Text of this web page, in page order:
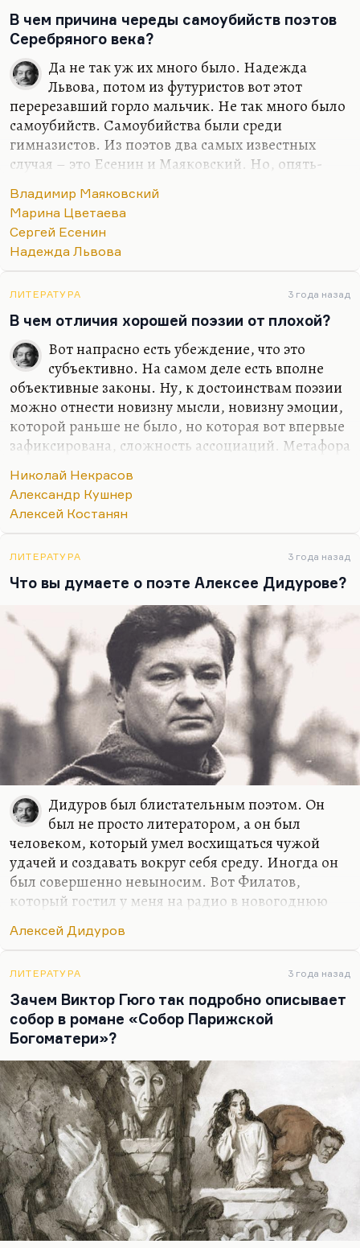
равным, может быть, Цветаевой. Но в силу
долгой болезни, необходимости значительную
часть детства провести просто в неподвижности,
отвращения к собственной внешности и
биографии она была таким человеком, который…
В чем причина череды самоубийств поэтов
Серебряного века?
Да не так уж их много было. Надежда
Львова, потом из футуристов вот этот
перерезавший горло мальчик. Не так много было
самоубийств. Самоубийства были среди
гимназистов. Из поэтов два самых известных
случая – это Есенин и Маяковский. Но, опять-
реже кончают с собой, нежели их поклонники.
Поэт собой дорожит.; он, как говорил Батюшков,
несет на голове драгоценный сосуд. Поэтому мне
кажется, что риск самоубийства выше у человека,
сказать нельзя. Поэт себе ценит и ценит, может,
чересчур. И с этим связаны попытки поэта себя
уберечь.
Это Галич все очень обижался на строчку
Окуджавы:«Берегите нас, поэты,…
Владимир Маяковский
Марина Цветаева
Сергей Есенин
Надежда Львова
ЛИТЕРАТУРА 3 года назад
В чем отличия хорошей поэзии от плохой?
Вот напрасно есть убеждение, что это
субъективно. На самом деле есть вполне
объективные законы. Ну, к достоинствам поэзии
можно отнести новизну мысли, новизну эмоции,
которой раньше не было, но которая вот впервые
зафиксирована, сложность ассоциаций. Метафора
достоинством.
Как-то у нас случилась довольно
Костаняном, одним из лучших издателей и
редакторов Москвы. Костанян утверждает, что
Некрасов слабый поэт.«Тютчев и Фет вот спасали
честь русской литературы, а Некрасов — нет, потому
что Некрасов поэт без метафор. Назовите хоть одну
его метафору» . Ну, хорошо. Если захочу — назову.
«Сотнями игл…
Николай Некрасов
Александр Кушнер
Алексей Костанян
ЛИТЕРАТУРА 3 года назад
Что вы думаете о поэте Алексее Дидурове?
Дидуров был блистательным поэтом. Он
был не просто литератором, а он был
человеком, который умел восхищаться чужой
удачей и создавать вокруг себя среду. Иногда он
был совершенно невыносим. Вот Филатов,
который гостил у меня на радио в новогоднюю
прелестный поэт, он с Дидуровым на моих глазах
особенно во время футбола (оба были заядлыми
футболистами). И действительно, Дидуров играл
только на себя, возможность отдать пас человеку,
находящемуся в более выгодной позиции, была
для него немыслима. Дидуров был очень
спортивный. Он был каратист, он плавал
великолепно. Его летний кабинет, его пляж в
Серебряном бору… Все…
Алексей Дидуров
ЛИТЕРАТУРА 3 года назад
Зачем Виктор Гюго так подробно описывает
собор в романе «Собор Парижской
Богоматери»?